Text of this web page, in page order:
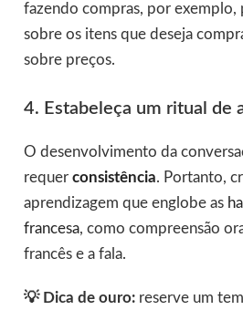
fazendo compras, por exemplo,
sobre os itens que deseja
sobre preços.
4. Estabeleça um ritual de
O desenvolvimento da
requer consistência. Portanto,
aprendizagem que englobe as
francesa, como compreensão
francês e a fala.
💡 Dica de ouro: reserve um